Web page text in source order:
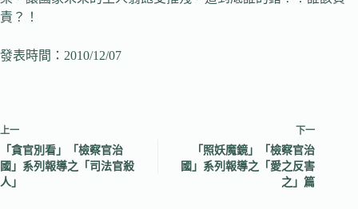
責？！
發表時間：2010/12/07
上一
「貪官別看」「檢察官治
國」系列報導之「司法官殺
人」
下一
「照妖魔鏡」「檢察官治
國」系列報導之「愛之反害
之」篇